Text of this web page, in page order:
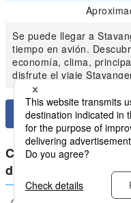
Se puede llegar a
tiempo en avión.
economía, clima,
disfrute el viaje
Compara los
doméstico de